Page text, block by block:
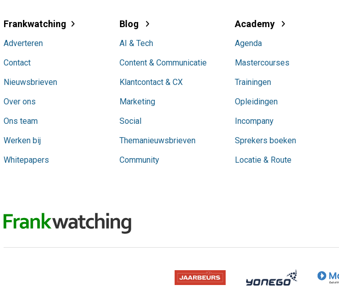
Frankwatching
Adverteren
Contact
Nieuwsbrieven
Over ons
Ons team
Werken bij
Whitepapers
Blog
AI & Tech
Content & Communicatie
Klantcontact & CX
Marketing
Social
Themanieuwsbrieven
Community
Academy
Agenda
Mastercourses
Trainingen
Opleidingen
Incompany
Sprekers boeken
Locatie & Route